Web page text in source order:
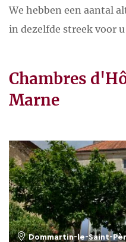
We hebben een aantal
in dezelfde streek voor
Chambres
Marne
Dommartin-le-Saint-